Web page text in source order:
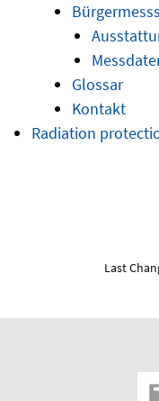
Glossar
Kontakt
Radiation
Last